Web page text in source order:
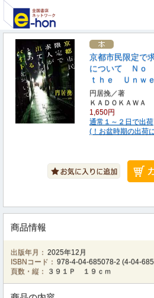
京都市民限定で
について Ｎｏ
ｔｈｅ Ｕｎｗ
円居挽／著
ＫＡＤＯＫＡＷＡ
1,650円
通常１～２日で出荷
(！お盆時期の出荷
商品情報
出版年月： 2025年12月
ISBNコード： 978-4-04-685078-2 (4-04-
頁数・縦：
３９１Ｐ １９ｃｍ